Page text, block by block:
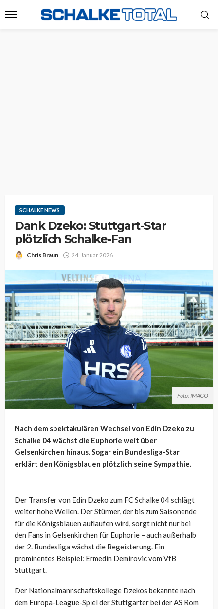
SCHALKE NEWS
Dank Dzeko: Stuttgart-Star
plötzlich Schalke-Fan
Chris Braun 24. Januar 2026
Foto: IMAGO
Nach dem spektakulären Wechsel von Edin Dzeko zu
Schalke 04 wächst die Euphorie weit über
Gelsenkirchen hinaus. Sogar ein Bundesliga-Star
erklärt den Königsblauen plötzlich seine Sympathie.
Der Transfer von Edin Dzeko zum FC Schalke 04 schlägt
weiter hohe Wellen. Der Stürmer, der bis zum Saisonende
für die Königsblauen auflaufen wird, sorgt nicht nur bei
den Fans in Gelsenkirchen für Euphorie – auch außerhalb
der 2. Bundesliga wächst die Begeisterung. Ein
prominentes Beispiel: Ermedin Demirovic vom VfB
Stuttgart.
Der Nationalmannschaftskollege Dzekos bekannte nach
dem Europa-League-Spiel der Stuttgarter bei der AS Rom